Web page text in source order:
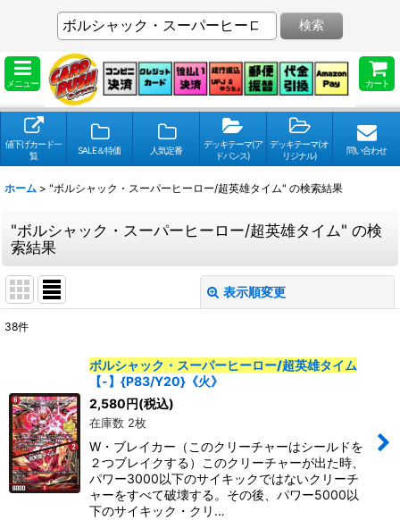
メニュー カート
検索
値下げカード一
覧
SALE＆特価 人気定番
デッキテーマ(ア
ドバンス)
デッキテーマ(オ
リジナル)
問い合わせ
ホーム > "ボルシャック・スーパーヒーロー/超英雄タイム" の検索結果
"ボルシャック・スーパーヒーロー/超英雄タイム" の検
索結果
表示順変更
検索キーワードをお願い致します
表示数:
並び順:
38件
ボルシャック・スーパーヒーロー/超英雄タイム
【-】{P83/Y20}《火》
2,580 円(税込)
在庫数 2枚
W・ブレイカー（このクリーチャーはシールドを
２つブレイクする）このクリーチャーが出た時、
パワー3000以下のサイキックではないクリーチ
ャーをすべて破壊する。その後、パワー5000以
下のサイキック・クリ…